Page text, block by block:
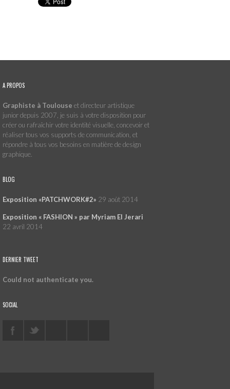
A PROPOS
Graphiste à Toulouse et directeur artistique
junior depuis 2007, je suis à votre disposition pour
créer ou rafraîchir votre identité visuelle, concevoir et
réaliser tous vos supports de communication, et
répondre à tous vos besoins en matière de design
graphique.
BLOG
Exposition «PATCHWORK#2» 29 août 2014
Exposition « FASHION » par Myriam El Jerari
22 avril 2014
DERNIER TWEET
Could not authenticate you.
SOCIAL